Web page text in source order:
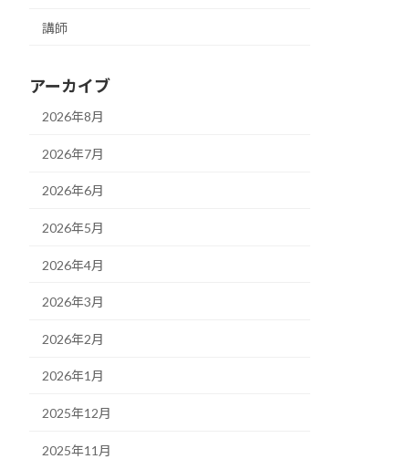
講師
アーカイブ
2026年8月
2026年7月
2026年6月
2026年5月
2026年4月
2026年3月
2026年2月
2026年1月
2025年12月
2025年11月